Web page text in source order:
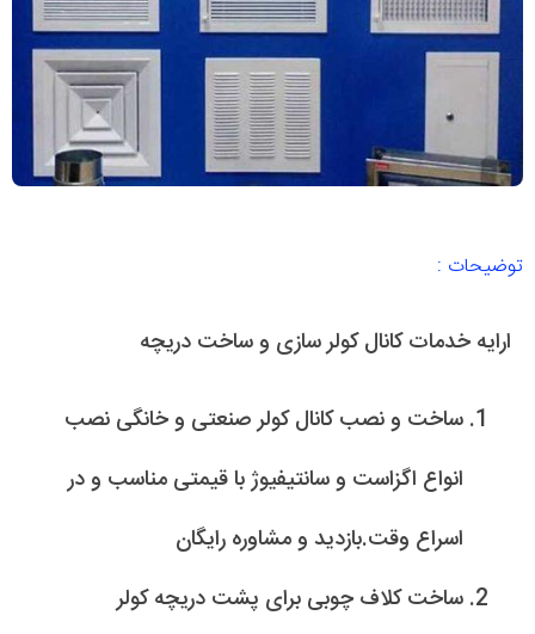
توضیحات :
ارایه خدمات کانال کولر سازی و ساخت دریچه
ساخت و نصب کانال کولر صنعتی و خانگی نصب
انواع اگزاست و سانتیفیوژ با قیمتی مناسب و در
اسراع وقت.بازدید و مشاوره رایگان
ساخت کلاف چوبی برای پشت دریچه کولر